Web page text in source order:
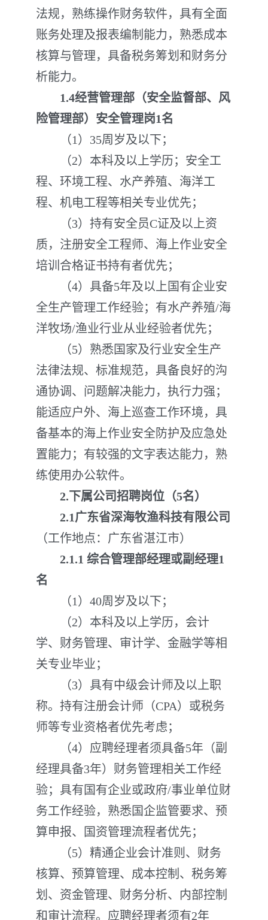
法规，熟练操作财务软件，具有全面
账务处理及报表编制能力，熟悉成本
核算与管理，具备税务筹划和财务分
析能力。
1.4经营管理部（安全监督部、风
险管理部）安全管理岗1名
（1）35周岁及以下；
（2）本科及以上学历；安全工
程、环境工程、水产养殖、海洋工
程、机电工程等相关专业优先；
（3）持有安全员C证及以上资
质，注册安全工程师、海上作业安全
培训合格证书持有者优先；
（4）具备5年及以上国有企业安
全生产管理工作经验；有水产养殖/海
洋牧场/渔业行业从业经验者优先；
（5）熟悉国家及行业安全生产
法律法规、标准规范，具备良好的沟
通协调、问题解决能力，执行力强；
能适应户外、海上巡查工作环境，具
备基本的海上作业安全防护及应急处
置能力；有较强的文字表达能力，熟
练使用办公软件。
2.下属公司招聘岗位（5名）
2.1广东省深海牧渔科技有限公司
（工作地点：广东省湛江市）
2.1.1 综合管理部经理或副经理1
名
（1）40周岁及以下；
（2）本科及以上学历，会计
学、财务管理、审计学、金融学等相
关专业毕业；
（3）具有中级会计师及以上职
称。持有注册会计师（CPA）或税务
师等专业资格者优先考虑；
（4）应聘经理者须具备5年（副
经理具备3年）财务管理相关工作经
验；具有国有企业或政府/事业单位财
务工作经验，熟悉国企监管要求、预
算申报、国资管理流程者优先；
（5）精通企业会计准则、财务
核算、预算管理、成本控制、税务筹
划、资金管理、财务分析、内部控制
和审计流程。应聘经理者须有2年